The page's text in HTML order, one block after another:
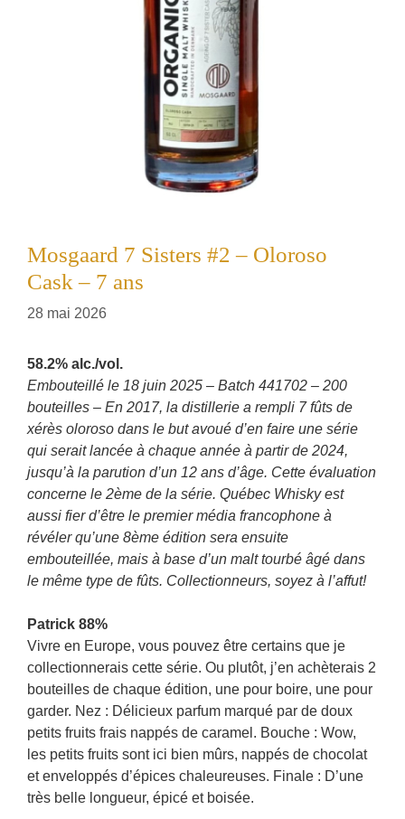
Mosgaard 7 Sisters #2 – Oloroso
Cask – 7 ans
28 mai 2026
58.2% alc./vol.
Embouteillé le 18 juin 2025 – Batch 441702 – 200
bouteilles – En 2017, la distillerie a rempli 7 fûts de
xérès oloroso dans le but avoué d’en faire une série
qui serait lancée à chaque année à partir de 2024,
jusqu’à la parution d’un 12 ans d’âge. Cette évaluation
concerne le 2ème de la série. Québec Whisky est
aussi fier d’être le premier média francophone à
révéler qu’une 8ème édition sera ensuite
embouteillée, mais à base d’un malt tourbé âgé dans
le même type de fûts. Collectionneurs, soyez à l’affut!
Patrick 88%
Vivre en Europe, vous pouvez être certains que je
collectionnerais cette série. Ou plutôt, j’en achèterais 2
bouteilles de chaque édition, une pour boire, une pour
garder. Nez : Délicieux parfum marqué par de doux
petits fruits frais nappés de caramel. Bouche : Wow,
les petits fruits sont ici bien mûrs, nappés de chocolat
et enveloppés d’épices chaleureuses. Finale : D’une
très belle longueur, épicé et boisée.